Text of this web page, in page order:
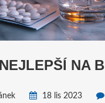
NA
18 lis 2023